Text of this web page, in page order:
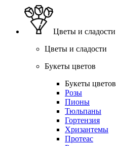
Цветы и сладости
Цветы и сладости
Букеты цветов
Букеты цветов
Розы
Пионы
Тюльпаны
Гортензия
Хризантемы
Протеас